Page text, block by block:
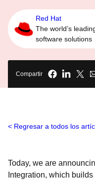
Red Hat
The world’s
software solutions
Compartir
Regresar a todos los
Today, we are
Integration, which